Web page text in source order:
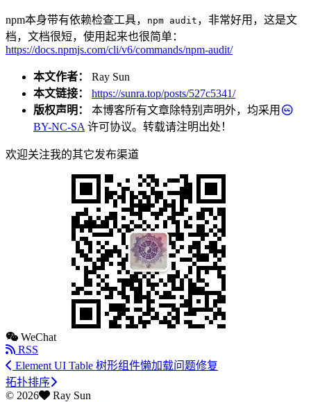
npm本身带有依赖检查工具， npm audit ，非常好用，这是文
档，文档很短，使用起来也很简单：
https://docs.npmjs.com/cli/v6/commands/npm-audit/
本文作者：
Ray Sun
本文链接：
https://sunra.top/posts/527c5341/
版权声明：
本博客所有文章除特别声明外，均采用
BY-NC-SA 许可协议。转载请注明出处！
欢迎关注我的其它发布渠道
WeChat
RSS
Element UI Table 树形组件懒加载问题修复
拓扑排序
© 2026
Ray Sun